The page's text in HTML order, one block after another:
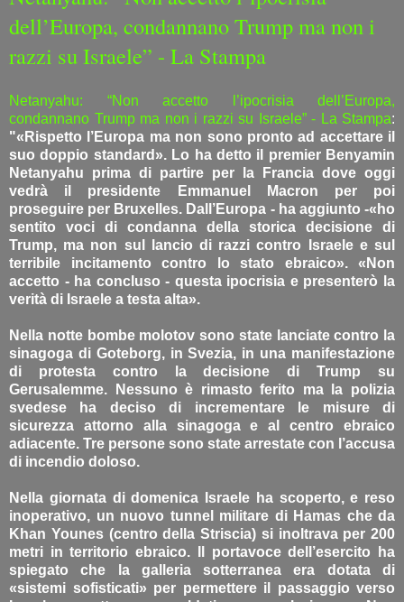
dell’Europa, condannano Trump ma non i
razzi su Israele” - La Stampa
Netanyahu: “Non accetto l’ipocrisia dell’Europa,
condannano Trump ma non i razzi su Israele” - La Stampa:
"«Rispetto l’Europa ma non sono pronto ad accettare il
suo doppio standard». Lo ha detto il premier Benyamin
Netanyahu prima di partire per la Francia dove oggi
vedrà il presidente Emmanuel Macron per poi
proseguire per Bruxelles. Dall’Europa - ha aggiunto -«ho
sentito voci di condanna della storica decisione di
Trump, ma non sul lancio di razzi contro Israele e sul
terribile incitamento contro lo stato ebraico». «Non
accetto - ha concluso - questa ipocrisia e presenterò la
verità di Israele a testa alta».
Nella notte bombe molotov sono state lanciate contro la
sinagoga di Goteborg, in Svezia, in una manifestazione
di protesta contro la decisione di Trump su
Gerusalemme. Nessuno è rimasto ferito ma la polizia
svedese ha deciso di incrementare le misure di
sicurezza attorno alla sinagoga e al centro ebraico
adiacente. Tre persone sono state arrestate con l’accusa
di incendio doloso.
Nella giornata di domenica Israele ha scoperto, e reso
inoperativo, un nuovo tunnel militare di Hamas che da
Khan Younes (centro della Striscia) si inoltrava per 200
metri in territorio ebraico. Il portavoce dell’esercito ha
spiegato che la galleria sotterranea era dotata di
«sistemi sofisticati» per permettere il passaggio verso